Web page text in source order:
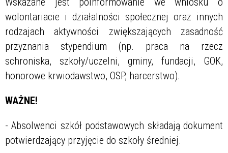
wolontariacie i działalności społecznej oraz innych
rodzajach aktywności zwiększających zasadność
przyznania stypendium (np. praca na rzecz
schroniska, szkoły/uczelni, gminy, fundacji, GOK,
honorowe krwiodawstwo, OSP, harcerstwo).
WAŻNE!
- Absolwenci szkół podstawowych składają dokument
potwierdzający przyjęcie do szkoły średniej.